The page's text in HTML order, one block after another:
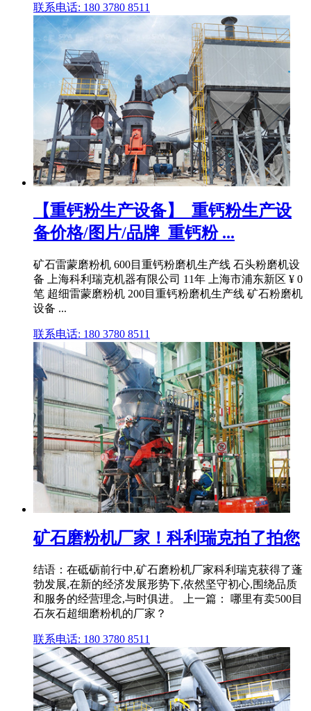
联系电话: 180 3780 8511
【重钙粉生产设备】_重钙粉生产设
备价格/图片/品牌_重钙粉 ...
矿石雷蒙磨粉机 600目重钙粉磨机生产线 石头粉磨机设
备 上海科利瑞克机器有限公司 11年 上海市浦东新区 ¥ 0
笔 超细雷蒙磨粉机 200目重钙粉磨机生产线 矿石粉磨机
设备 ...
联系电话: 180 3780 8511
矿石磨粉机厂家！科利瑞克拍了拍您
结语：在砥砺前行中,矿石磨粉机厂家科利瑞克获得了蓬
勃发展,在新的经济发展形势下,依然坚守初心,围绕品质
和服务的经营理念,与时俱进。 上一篇： 哪里有卖500目
石灰石超细磨粉机的厂家？
联系电话: 180 3780 8511